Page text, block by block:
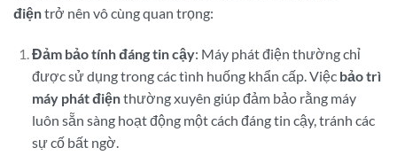
điệntrở nên vô cùng quan trọng:
Đảm bảo tính đáng tin cậy: Máy phát điện thường chỉ
được sử dụng trong các tình huống khẩn cấp. Việc bảo trì
máy phát điệnthường xuyên giúp đảm bảo rằng máy
luôn sẵn sàng hoạt động một cách đáng tin cậy, tránh các
sự cố bất ngờ.